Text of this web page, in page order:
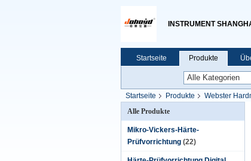
INSTRUMENT
Startseite Produkte
Startseite Produkte Webster
Alle Produkte
Mikro-Vickers-Härte-
Prüfvorrichtung (22)